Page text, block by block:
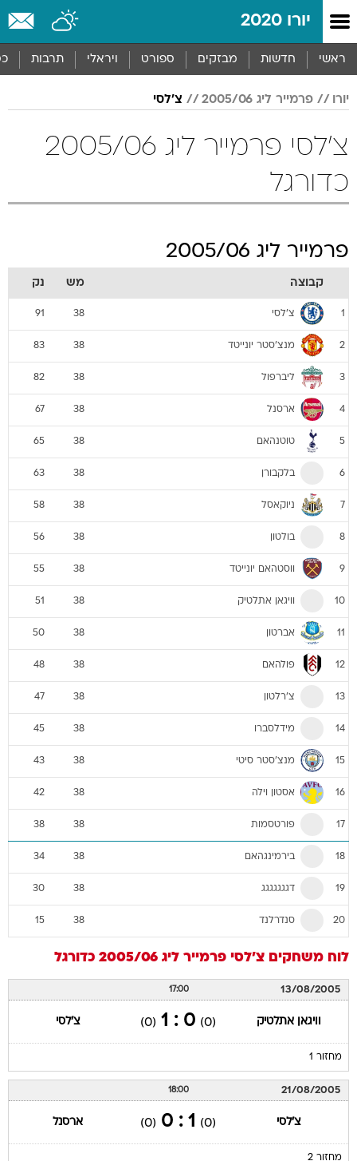
יורו 2020
ראשי חדשות מבזקים ספורט ויראלי תרבות
יורו פרמייר ליג 2005/06 צ'לסי
צ'לסי פרמייר ליג 2005/06
כדורגל
פרמייר ליג 2005/06
קבוצה מש נק
1 צ'לסי 38
91
2 מנצ'סטר יונייטד 38
83
3 ליברפול 38
82
4 ארסנל 38
67
5 טוטנהאם 38
65
6 בלקבורן 38
63
7 ניוקאסל 38
58
8 בולטון 38
56
9 ווסטהאם יונייטד 38
55
10 וויגאן אתלטיק 38
51
11 אברטון 38
50
12 פולהאם 38
48
13 צ'רלטון 38
47
14 מידלסברו 38
45
15 מנצ'סטר סיטי 38
43
16 אסטון וילה 38
42
17 פורטסמות 38
38
18 בירמינגהאם 38
34
19 דגגגגגגג 38
30
20 סנדרלנד 38
15
לוח משחקים צ'לסי פרמייר ליג 2005/06 כדורגל
13/08/2005
17:00
וויגאן אתלטיק (0)
0 : 1
(0) צ'לסי
מחזור 1
21/08/2005
18:00
צ'לסי (0)
1 : 0
(0) ארסנל
מחזור 2